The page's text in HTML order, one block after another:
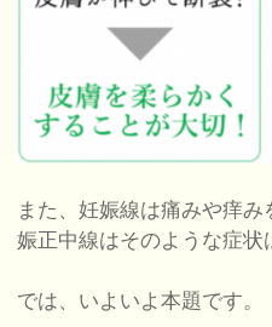
また、妊娠線は痛みや痒
娠正中線はそのような症状
では、いよいよ本題です。